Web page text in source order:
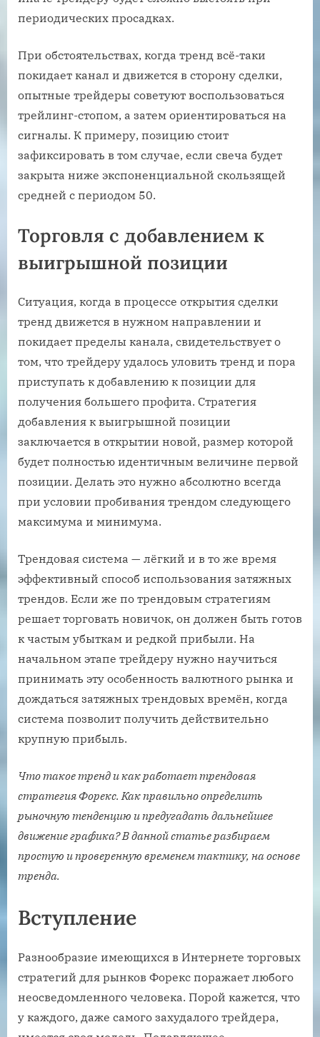
периодических просадках.
При обстоятельствах, когда тренд всё-таки
покидает канал и движется в сторону сделки,
опытные трейдеры советуют воспользоваться
трейлинг-стопом, а затем ориентироваться на
сигналы. К примеру, позицию стоит
зафиксировать в том случае, если свеча будет
закрыта ниже экспоненциальной скользящей
средней с периодом 50.
Торговля с добавлением к
выигрышной позиции
Ситуация, когда в процессе открытия сделки
тренд движется в нужном направлении и
покидает пределы канала, свидетельствует о
том, что трейдеру удалось уловить тренд и пора
приступать к добавлению к позиции для
получения большего профита. Стратегия
добавления к выигрышной позиции
заключается в открытии новой, размер которой
будет полностью идентичным величине первой
позиции. Делать это нужно абсолютно всегда
при условии пробивания трендом следующего
максимума и минимума.
Трендовая система — лёгкий и в то же время
эффективный способ использования затяжных
трендов. Если же по трендовым стратегиям
решает торговать новичок, он должен быть готов
к частым убыткам и редкой прибыли. На
начальном этапе трейдеру нужно научиться
принимать эту особенность валютного рынка и
дождаться затяжных трендовых времён, когда
система позволит получить действительно
крупную прибыль.
Что такое тренд и как работает трендовая
стратегия Форекс. Как правильно определить
рыночную тенденцию и предугадать дальнейшее
движение графика? В данной статье разбираем
простую и проверенную временем тактику, на основе
тренда.
Вступление
Разнообразие имеющихся в Интернете торговых
стратегий для рынков Форекс поражает любого
неосведомленного человека. Порой кажется, что
у каждого, даже самого захудалого трейдера,